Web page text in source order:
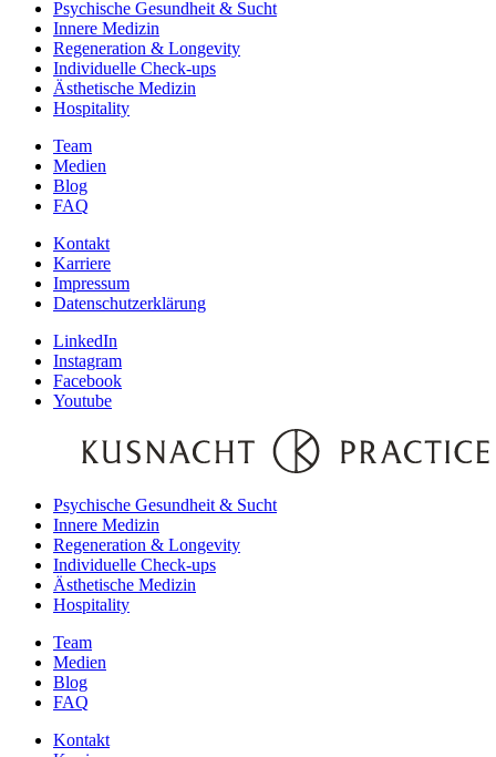
Psychische Gesundheit & Sucht
Innere Medizin
Regeneration & Longevity
Individuelle Check-ups
Ästhetische Medizin
Hospitality
Team
Medien
Blog
FAQ
Kontakt
Karriere
Impressum
Datenschutzerklärung
LinkedIn
Instagram
Facebook
Youtube
Psychische Gesundheit & Sucht
Innere Medizin
Regeneration & Longevity
Individuelle Check-ups
Ästhetische Medizin
Hospitality
Team
Medien
Blog
FAQ
Kontakt